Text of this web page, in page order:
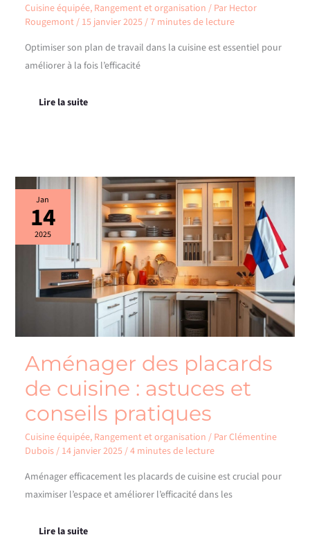
Cuisine équipée, Rangement et organisation / Par Hector
Rougemont/ 15 janvier 2025/7 minutes de lecture
Optimiser son plan de travail dans la cuisine est essentiel pour
améliorer à la fois l’efficacité
Lire la suite
Jan
14
2025
Aménager des placards
de cuisine : astuces et
conseils pratiques
Cuisine équipée, Rangement et organisation / ParClémentine
Dubois/ 14 janvier 2025/4 minutes de lecture
Aménager efficacement les placards de cuisine est crucial pour
maximiser l’espace et améliorer l’efficacité dans les
Aménager
des
placards
de
cuisine
astuces
et
conseils
Lire la suite